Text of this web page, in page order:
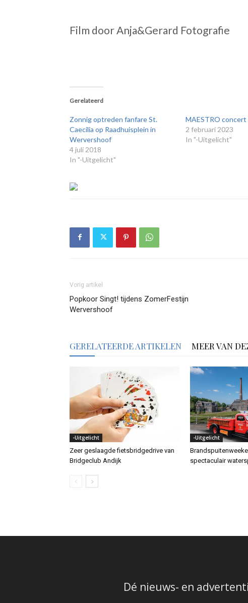
Film door Anja&Gerard Fotografie
Gerelateerd
Zonnig optreden fanfare St.
Caecilia op Raadhuisplein in
Wervershoof
4 juli 2018
In "-Uitgelicht"
MAESTRO concert
2 februari 2023
In "-Uitgelicht"
Vorig artikel
Popkoor Singt! tijdens ZomerFestijn
Wervershoof
GERELATEERDE ARTIKELEN MEER VAN
-Uitgelicht
Zeer geslaagde fietsbridgedrive van
Bridgeclub Andijk
-Uitgelicht
spectaculair
Dé nieuws- en